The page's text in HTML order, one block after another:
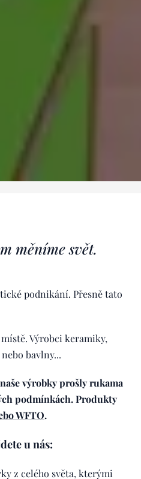
měníme svět.
podnikání. Přesně tato
Výrobci keramiky,
bavlny...
výrobky prošly rukama
podmínkách. Produkty
WFTO.
u nás:
z celého světa, kterými